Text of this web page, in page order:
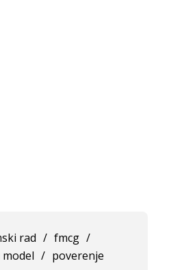
rad / fmcg /
/ poverenje